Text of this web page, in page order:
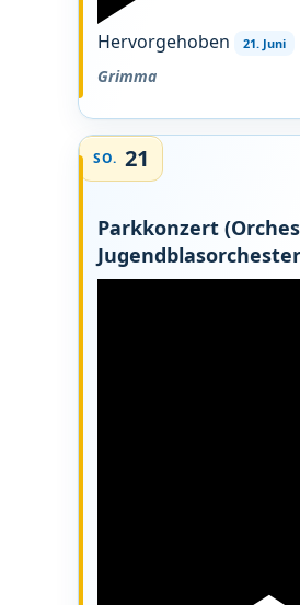
Hervorgehoben 21. Juni
Grimma
SO. 21
Parkkonzert